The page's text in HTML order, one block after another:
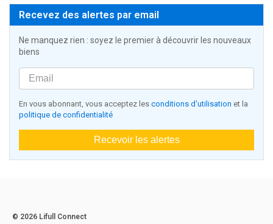
Recevez des alertes par email
Ne manquez rien : soyez le premier à découvrir les nouveaux
biens
En vous abonnant, vous acceptez les conditions d'utilisation et la
politique de confidentialité
Recevoir les alertes
© 2026 Lifull Connect